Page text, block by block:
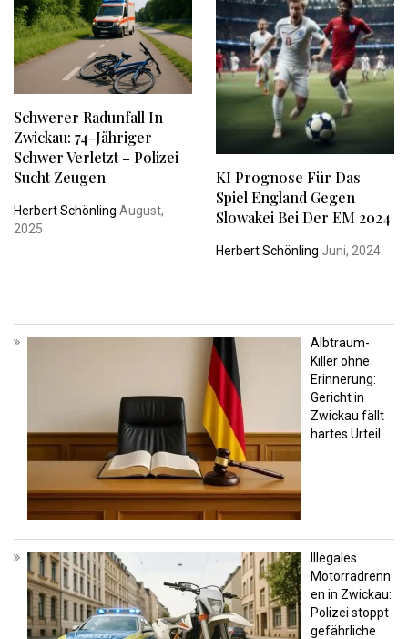
Schwerer Radunfall In
Zwickau: 74-Jähriger
Schwer Verletzt – Polizei
Sucht Zeugen
Herbert Schönling August,
2025
KI Prognose Für Das
Spiel England Gegen
Slowakei Bei Der EM 2024
Herbert Schönling Juni, 2024
Albtraum-
Killer ohne
Erinnerung:
Gericht in
Zwickau fällt
hartes Urteil
Illegales
Motorradrenn
en in Zwickau:
Polizei stoppt
gefährliche